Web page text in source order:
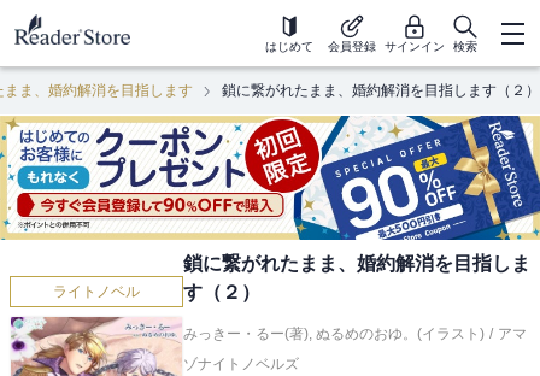
はじめて 会員登録 サインイン 検索
まま、婚約解消を目指します 鎖に繋がれたまま、婚約解消を目指します（２）
ライトノベル
鎖に繋がれたまま、婚約解消を目指しま
す（２）
みっきー・るー(著), ぬるめのおゆ。(イラスト) / アマ
ゾナイトノベルズ